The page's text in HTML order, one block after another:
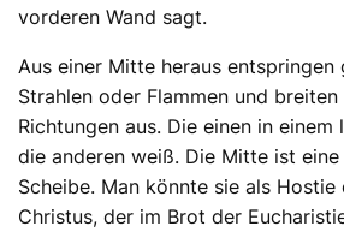
vorderen Wand sagt.
Aus einer Mitte heraus entspringen
Strahlen oder Flammen und
Richtungen aus. Die einen in einem
die anderen weiß. Die Mitte ist
Scheibe. Man könnte sie als Hostie
Christus, der im Brot der